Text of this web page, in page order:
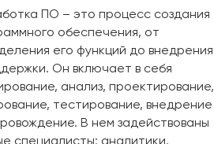
ПО – это процесс создания
обеспечения, от
его функций до внедрения
Он включает в себя
анализ, проектирование,
тестирование, внедрение
В нем задействованы
специалисты: аналитики,